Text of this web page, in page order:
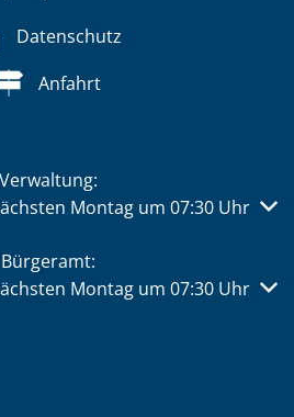
Datenschutz
Anfahrt
Verwaltung:
oder Schließzeiten
Montag um 07:30 Uhr
Bürgeramt:
oder Schließzeiten
Montag um 07:30 Uhr